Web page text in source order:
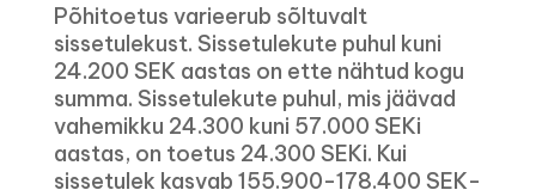
Põhitoetus varieerub sõltuvalt
sissetulekust. Sissetulekute puhul kuni
24.200 SEK aastas on ette nähtud kogu
summa. Sissetulekute puhul, mis jäävad
vahemikku 24.300 kuni 57.000 SEKi
aastas, on toetus 24.300 SEKi. Kui
sissetulek kasvab 155.900-178.400 SEK-